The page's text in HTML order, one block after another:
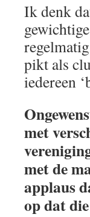
Ik denk
pikt als
iedereen
met
met de
applaus
op dat